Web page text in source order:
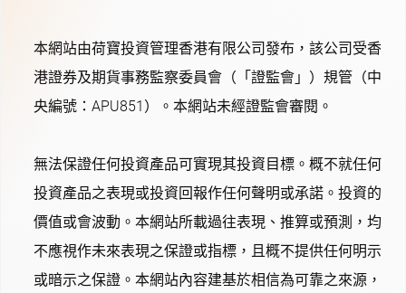
本網站由荷寶投資管理香港有限公司發布，該公司受香
港證券及期貨事務監察委員會（「證監會」）規管（中
央編號：APU851）。本網站未經證監會審閱。
無法保證任何投資產品可實現其投資目標。概不就任何
投資產品之表現或投資回報作任何聲明或承諾。投資的
價值或會波動。本網站所載過往表現、推算或預測，均
不應視作未來表現之保證或指標，且概不提供任何明示
或暗示之保證。本網站內容建基於相信為可靠之來源，